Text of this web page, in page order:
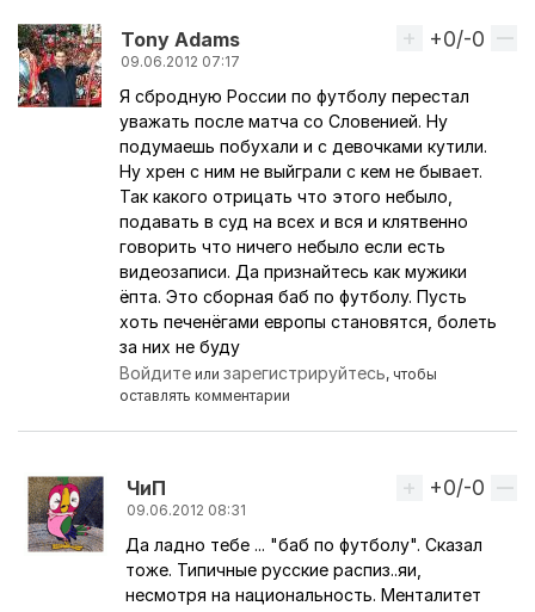
Tony Adams
09.06.2012 07:17
Вверх
+0/-0
Я сбродную России по футболу перестал
уважать после матча со Словенией. Ну
подумаешь побухали и с девочками кутили.
Ну хрен с ним не выйграли с кем не бывает.
Так какого отрицать что этого небыло,
подавать в суд на всех и вся и клятвенно
говорить что ничего небыло если есть
видеозаписи. Да признайтесь как мужики
ёпта. Это сборная баб по футболу. Пусть
хоть печенёгами европы становятся, болеть
за них не буду
Войдите илизарегистрируйтесь, чтобы
оставлять комментарии
ЧиП
09.06.2012 08:31
Ответ на комментарий пользователяTony Adams
Вверх
+0/-0
Да ладно тебе ... "баб по футболу". Сказал
тоже. Типичные русские распиз..яи,
несмотря на национальность. Менталитет